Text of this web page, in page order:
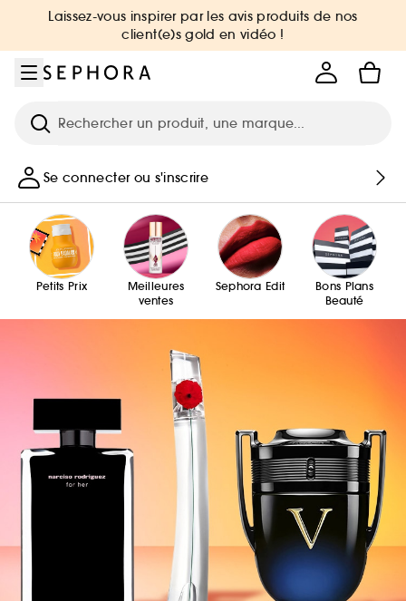
Aller au menu
Aller au contenu principal
Aller au pied de page
Laissez-vous inspirer par les avis produits de nos
client(e)s gold en vidéo !
Recherche
Se connecter ou s'inscrire
Petits Prix
Meilleures
ventes
Sephora Edit
Bons Plans
Beauté